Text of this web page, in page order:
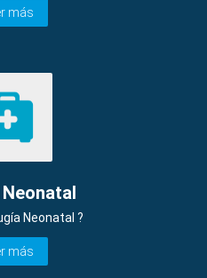
más
Neonatal ?
más